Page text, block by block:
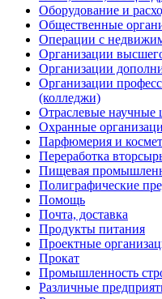
Оборудование и
Общественные
Операции с
Организации
Организации
Организации
(колледжи)
Отраслевые научные
Охранные
Парфюмерия и
Переработка
Пищевая
Полиграфические
Помощь
Почта, доставка
Продукты питания
Проектные
Прокат
Промышленность
Различные